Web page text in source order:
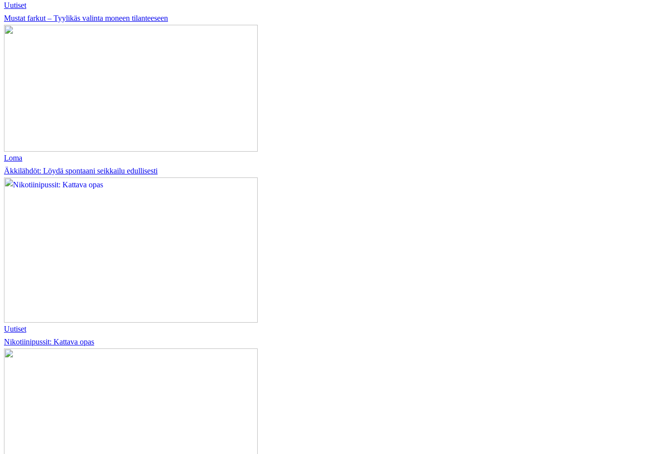
Uutiset
Mustat farkut – Tyylikäs valinta moneen tilanteeseen
Loma
Äkkilähdöt: Löydä spontaani seikkailu edullisesti
Uutiset
Nikotiinipussit: Kattava opas